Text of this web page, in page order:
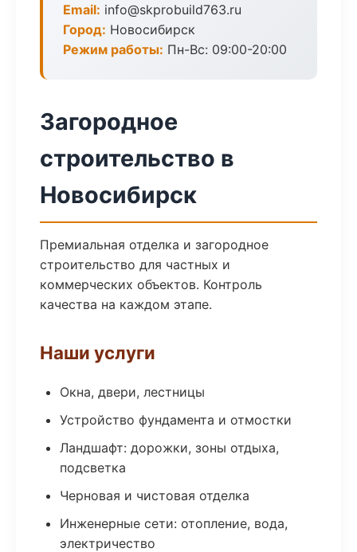
Email: info@skprobuild763.ru
Город: Новосибирск
Режим работы: Пн-Вс: 09:00-20:00
Загородное
строительство в
Новосибирск
Премиальная отделка и загородное
строительство для частных и
коммерческих объектов. Контроль
качества на каждом этапе.
Наши услуги
Окна, двери, лестницы
Устройство фундамента и отмостки
Ландшафт: дорожки, зоны отдыха,
подсветка
Черновая и чистовая отделка
Инженерные сети: отопление, вода,
электричество